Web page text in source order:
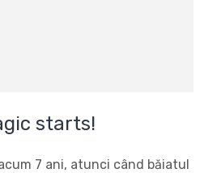
starts!
7 ani, atunci când băiatul